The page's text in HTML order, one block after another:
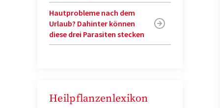
Hautprobleme nach dem
Urlaub? Dahinter können
diese drei Parasiten stecken
Heilpflanzenlexikon